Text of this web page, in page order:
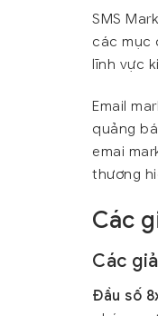
SMS
các mục
lĩnh vực
Email
quảng
emai
thương
Các
Các
Đầu số